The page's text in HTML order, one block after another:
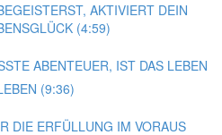
AKTIVIERT DEIN
(4:59)
ABENTEUER, IST DAS LEBEN
(9:36)
DIE ERFÜLLUNG IM VORAUS